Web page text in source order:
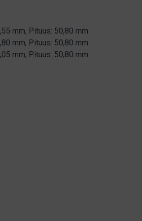
mm, Pituus: 50,80 mm
mm, Pituus: 50,80 mm
mm, Pituus: 50,80 mm